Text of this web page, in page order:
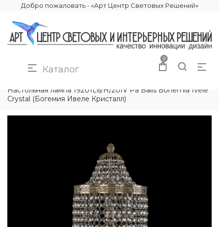
Добро пожаловать - «Арт Центр Световых Решений»
Каталог
0
Настольная лампа 19201L6/H/20IV Pa Balls Bohemia Ivele
Crystal (Богемия Ивеле Кристалл)